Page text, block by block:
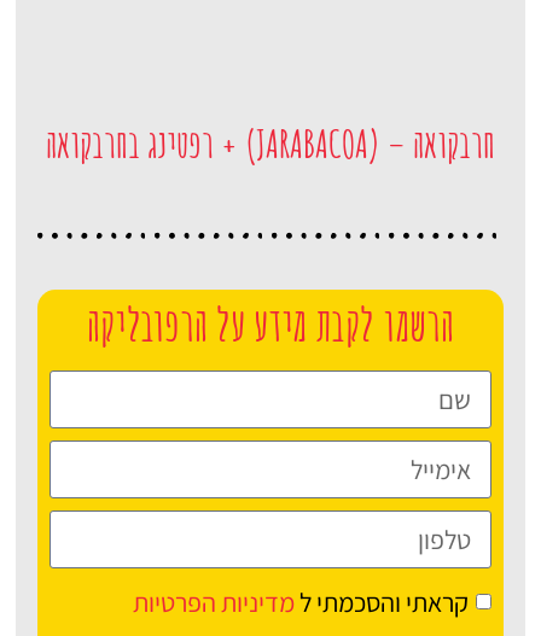
חרבקואה – (JARABACOA) + רפטינג בחרבקואה
הרשמו לקבת מידע על הרפובליקה
קראתי והסכמתי למדיניות הפרטיות